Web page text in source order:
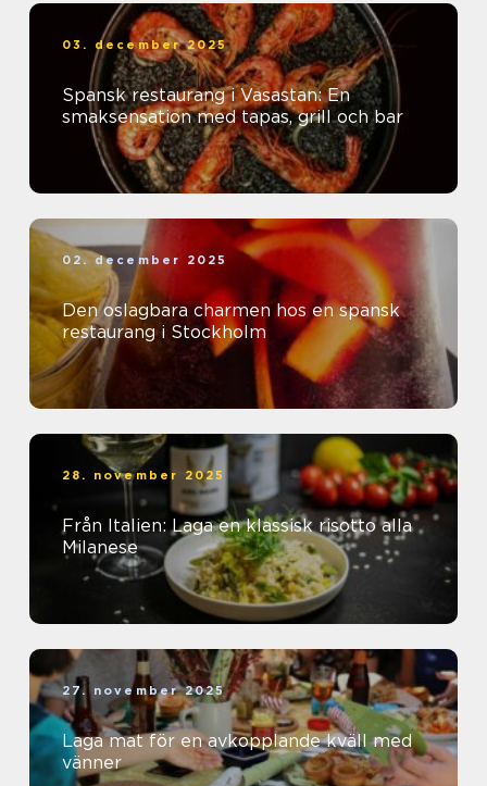
03. december 2025
Spansk restaurang i Vasastan: En
smaksensation med tapas, grill och bar
02. december 2025
Den oslagbara charmen hos en spansk
restaurang i Stockholm
28. november 2025
Från Italien: Laga en klassisk risotto alla
Milanese
27. november 2025
Laga mat för en avkopplande kväll med
vänner